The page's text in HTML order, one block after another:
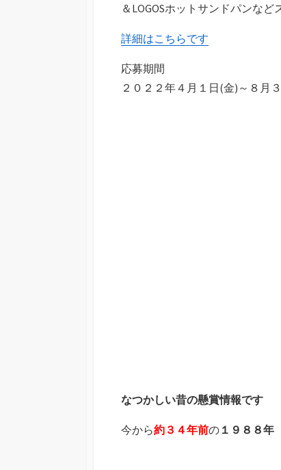
＆LOGOSホットサンドパンなど
詳細はこちらです
応募期間
２０２２年４月１日(金)～８月
なつかしい昔の懸賞情報です
今から約３４年前の １９８８年